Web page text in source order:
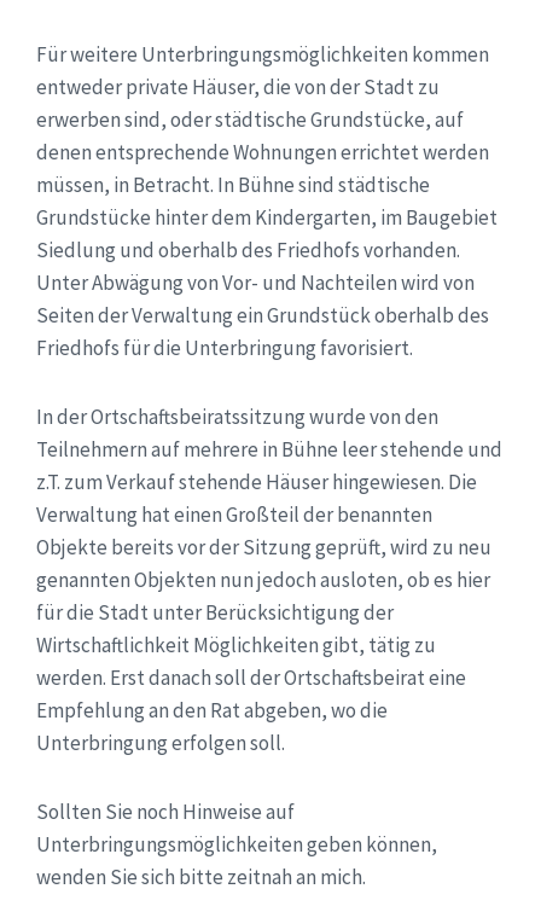
Für weitere Unterbringungsmöglichkeiten kommen
entweder private Häuser, die von der Stadt zu
erwerben sind, oder städtische Grundstücke, auf
denen entsprechende Wohnungen errichtet werden
müssen, in Betracht. In Bühne sind städtische
Grundstücke hinter dem Kindergarten, im Baugebiet
Siedlung und oberhalb des Friedhofs vorhanden.
Unter Abwägung von Vor- und Nachteilen wird von
Seiten der Verwaltung ein Grundstück oberhalb des
Friedhofs für die Unterbringung favorisiert.
In der Ortschaftsbeiratssitzung wurde von den
Teilnehmern auf mehrere in Bühne leer stehende und
z.T. zum Verkauf stehende Häuser hingewiesen. Die
Verwaltung hat einen Großteil der benannten
Objekte bereits vor der Sitzung geprüft, wird zu neu
genannten Objekten nun jedoch ausloten, ob es hier
für die Stadt unter Berücksichtigung der
Wirtschaftlichkeit Möglichkeiten gibt, tätig zu
werden. Erst danach soll der Ortschaftsbeirat eine
Empfehlung an den Rat abgeben, wo die
Unterbringung erfolgen soll.
Sollten Sie noch Hinweise auf
Unterbringungsmöglichkeiten geben können,
wenden Sie sich bitte zeitnah an mich.